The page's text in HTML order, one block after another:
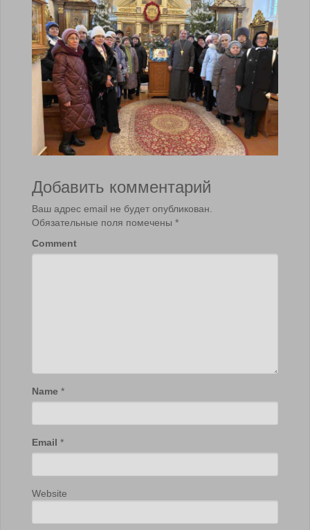
Добавить комментарий
Ваш адрес email не будет опубликован.
Обязательные поля помечены *
Comment
Name *
Email *
Website